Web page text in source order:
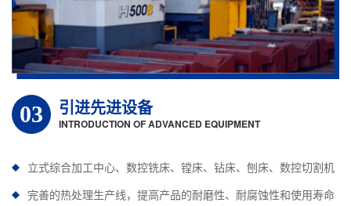
03 引进先进设备
INTRODUCTION OF ADVANCED EQUIPMENT
立式综合加工中心、数控铣床、镗床、钻床、刨床、数控切割机
完善的热处理生产线，提高产品的耐磨性、耐腐蚀性和使用寿命